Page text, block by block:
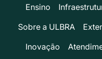
Ensino
Sobre a ULBRA
Inovação